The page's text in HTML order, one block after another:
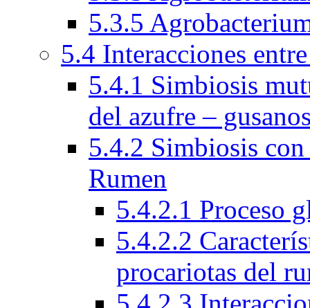
5.3.5
5.4 Interacciones
5.4.1 Simbiosis
del azufre –
5.4.2 Simbiosis
Rumen
5.4.2.1 Proceso
5.4.2.2
procariotas del